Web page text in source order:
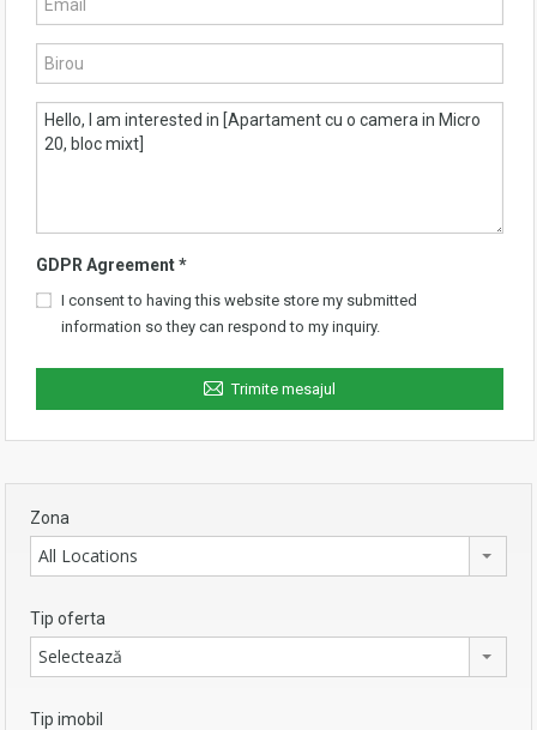
GDPR Agreement*
I consent to having this website store my submitted
information so they can respond to my inquiry.
Trimite mesajul
Zona
All Locations
Tip oferta
Selectează
Tip imobil